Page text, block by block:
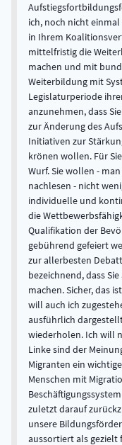
ich, noch nicht einmal
in Ihrem
mittelfristig die
machen und mit
Weiterbildung mit
Legislaturperiode
anzunehmen, dass
zur Änderung des
Initiativen zur
krönen wollen. Für
Wurf. Sie wollen -
nachlesen - nicht
individuelle und
die
Qualifikation der
gebührend gefeiert
zur allerbesten
bezeichnend, dass
machen. Sicher, das
will auch ich
ausführlich
wiederholen. Ich will
Linke sind der
Migranten ein
Menschen mit
zuletzt darauf
unsere
aussortiert als gezielt